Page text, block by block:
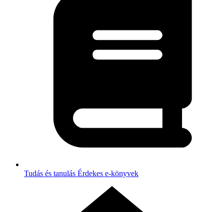
Tudás és tanulás Érdekes e-könyvek